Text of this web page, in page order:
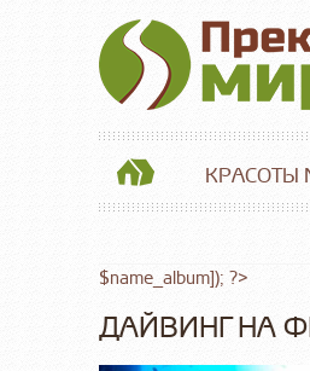
КРАСОТЫ
$name_album]); ?>
ДАЙВИНГ НА